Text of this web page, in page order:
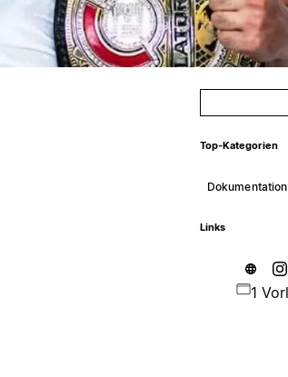
Top-Kategorien
Dokumentation
Links
1